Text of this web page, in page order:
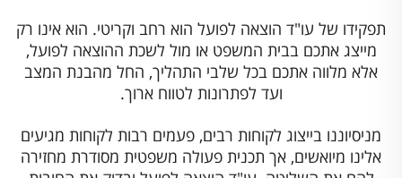
תפקידו של עו"ד הוצאה לפועל הוא רחב וקריטי. הוא אינו רק
מייצג אתכם בבית המשפט או מול לשכת ההוצאה לפועל,
אלא מלווה אתכם בכל שלבי התהליך, החל מהבנת המצב
ועד לפתרונות לטווח ארוך.
מניסיוננו בייצוג לקוחות רבים, פעמים רבות לקוחות מגיעים
אלינו מיואשים, אך תכנית פעולה משפטית מסודרת מחזירה